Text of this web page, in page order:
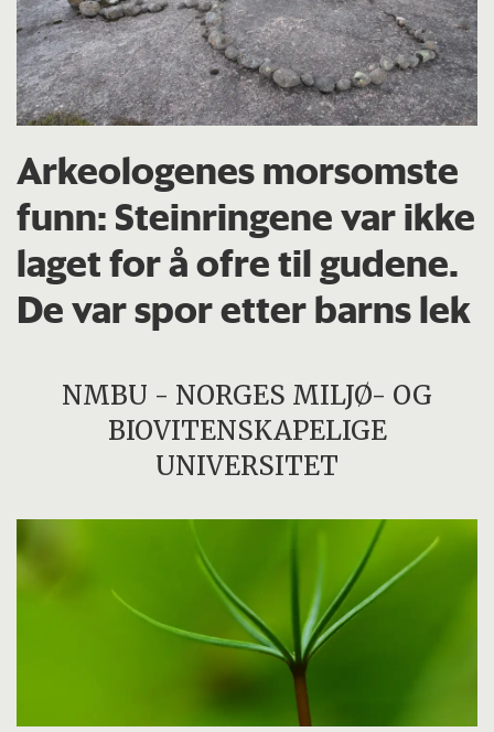
Arkeologenes morsomste
funn: Steinringene var ikke
laget for å ofre til gudene.
De var spor etter barns lek
NMBU - NORGES MILJØ- OG
BIOVITENSKAPELIGE
UNIVERSITET